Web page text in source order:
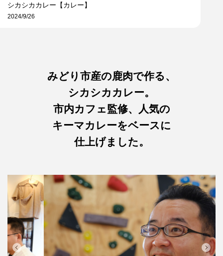
シカシカカレー【カレー】
2024/9/26
みどり市産の鹿肉で作る、
シカシカカレー。
市内カフェ監修、人気の
キーマカレーをベースに
仕上げました。